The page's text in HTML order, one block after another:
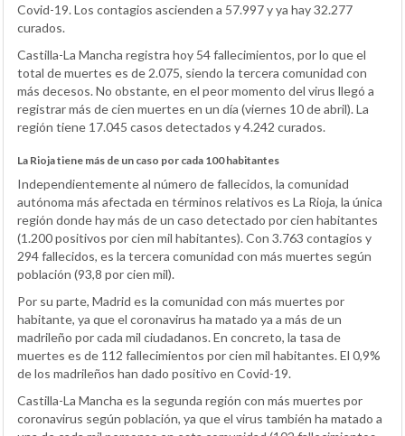
Covid-19. Los contagios ascienden a 57.997 y ya hay 32.277
curados.
Castilla-La Mancha registra hoy 54 fallecimientos, por lo que el
total de muertes es de 2.075, siendo la tercera comunidad con
más decesos. No obstante, en el peor momento del virus llegó a
registrar más de cien muertes en un día (viernes 10 de abril). La
región tiene 17.045 casos detectados y 4.242 curados.
La Rioja tiene más de un caso por cada 100 habitantes
Independientemente al número de fallecidos, la comunidad
autónoma más afectada en términos relativos es La Rioja, la única
región donde hay más de un caso detectado por cien habitantes
(1.200 positivos por cien mil habitantes). Con 3.763 contagios y
294 fallecidos, es la tercera comunidad con más muertes según
población (93,8 por cien mil).
Por su parte, Madrid es la comunidad con más muertes por
habitante, ya que el coronavirus ha matado ya a más de un
madrileño por cada mil ciudadanos. En concreto, la tasa de
muertes es de 112 fallecimientos por cien mil habitantes. El 0,9%
de los madrileños han dado positivo en Covid-19.
Castilla-La Mancha es la segunda región con más muertes por
coronavirus según población, ya que el virus también ha matado a